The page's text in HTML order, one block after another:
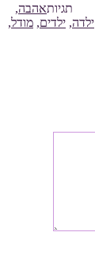
תגיותאהבה,
ילדה, ילדים, מודל,